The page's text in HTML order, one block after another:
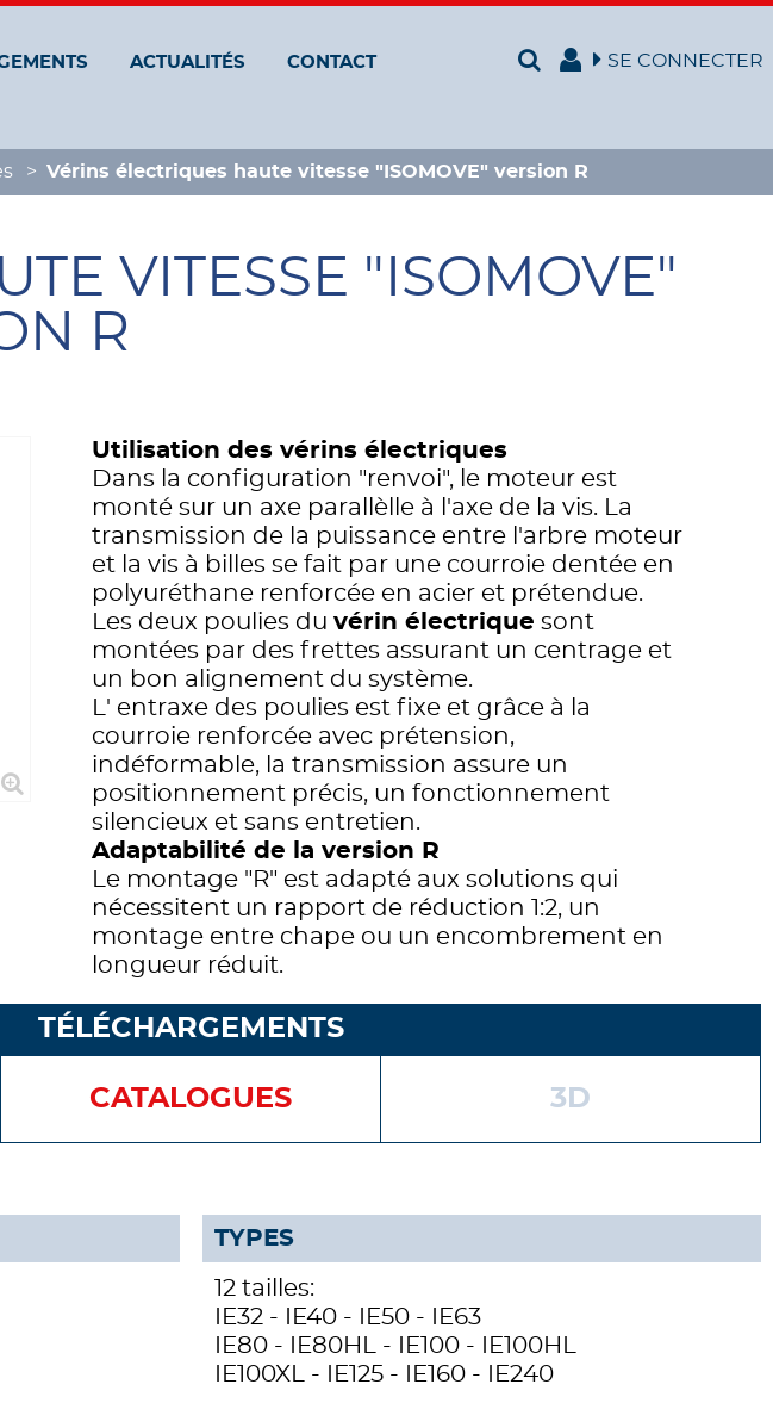
SE CONNECTER
ACTUALITÉS CONTACT
Vérins électriques haute vitesse "ISOMOVE" version R
VITESSE "ISOMOVE"
R
Utilisation des vérins électriques
Dans la configuration "renvoi", le moteur est
monté sur un axe parallèlle à l'axe de la vis. La
transmission de la puissance entre l'arbre moteur
et la vis à billes se fait par une courroie dentée en
polyuréthane renforcée en acier et prétendue.
Les deux poulies duvérin électrique sont
montées par des frettes assurant un centrage et
un bon alignement du système.
L' entraxe des poulies est fixe et grâce à la
courroie renforcée avec prétension,
indéformable, la transmission assure un
positionnement précis, un fonctionnement
silencieux et sans entretien.
Adaptabilité de la version R
Le montage "R" est adapté aux solutions qui
nécessitent un rapport de réduction 1:2, un
montage entre chape ou un encombrement en
longueur réduit.
TÉLÉCHARGEMENTS
CATALOGUES 3D
TYPES
12 tailles:
IE32 - IE40 - IE50 - IE63
IE80 - IE80HL - IE100 - IE100HL
IE100XL - IE125 - IE160 - IE240